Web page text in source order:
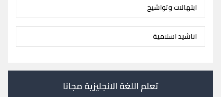
ابتهالات وتواشيح
اناشيد اسلامية
تعلم اللغة الانجليزية مجانا